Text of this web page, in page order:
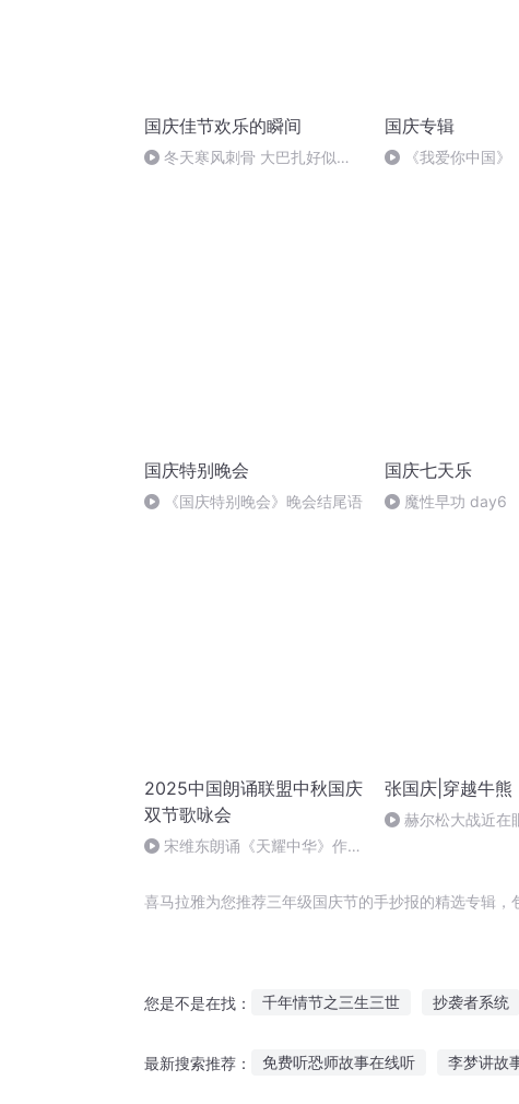
国庆佳节欢乐的瞬间
冬天寒风刺骨 大巴扎好似温
国庆专辑
《我爱你中国》
国庆特别晚会
《国庆特别晚会》晚会结尾语
国庆七天乐
魔性早功 day6
2025中国朗诵联盟中秋国庆
双节歌咏会
宋维东朗诵《天耀中华》作
张国庆|穿越牛熊
赫尔松大战近在
喜马拉雅为您推荐三年级国庆节的手抄报的精选专辑
您是不是在找： 千年情节之三生三世 抄袭者系统
最新搜索推荐： 免费听恐师故事在线听 李梦讲故